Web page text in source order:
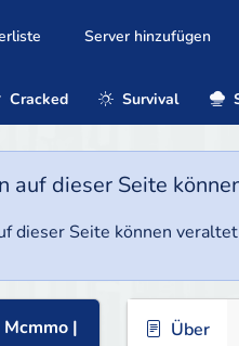
Server hinzufügen
Cracked Survival
auf dieser Seite
dieser Seite können
|
Über